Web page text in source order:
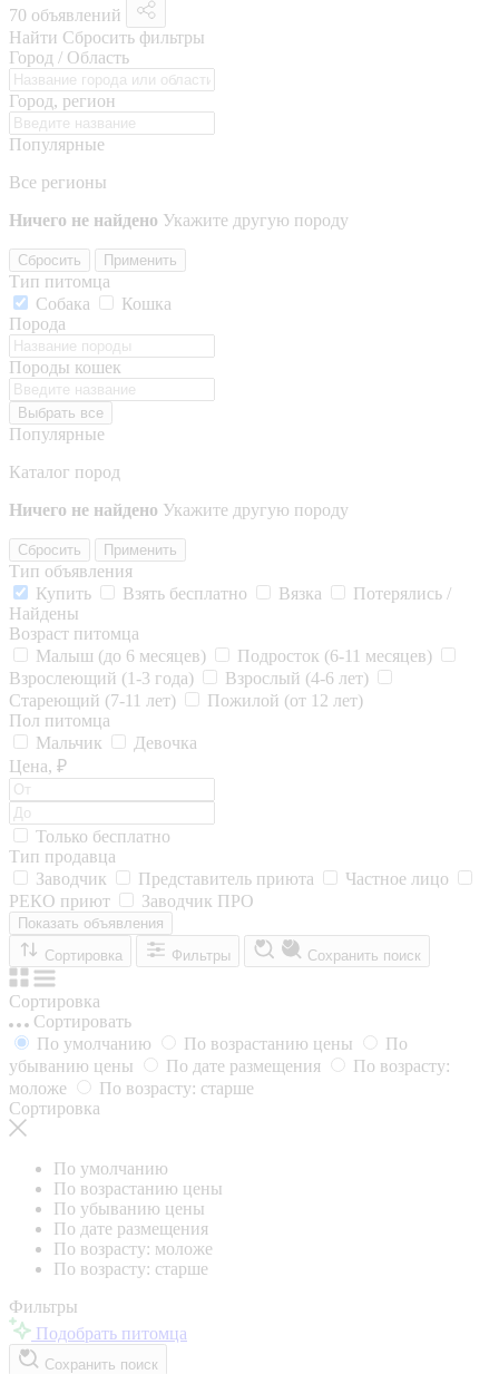
70 объявлений
Найти Сбросить фильтры
Город / Область
Город, регион
Популярные
Все регионы
Ничего не найдено Укажите другую породу
Сбросить Применить
Тип питомца
Собака
Кошка
Порода
Породы кошек
Выбрать все
Популярные
Каталог пород
Ничего не найдено Укажите другую породу
Сбросить Применить
Тип объявления
Купить
Взять бесплатно Вязка
Потерялись /
Найдены
Возраст питомца
Малыш (до 6 месяцев)
Подросток (6-11 месяцев)
Взрослеющий (1-3 года)
Взрослый (4-6 лет)
Стареющий (7-11 лет)
Пожилой (от 12 лет)
Пол питомца
Мальчик
Девочка
Цена, ₽
Только бесплатно
Тип продавца
Заводчик
Представитель приюта
Частное лицо
РЕКО приют
Заводчик ПРО
Показать объявления
Сортировка
Фильтры Сохранить поиск
Сортировка
Сортировать
По умолчанию
По возрастанию цены
По
убыванию цены
По дате размещения
По возрасту:
моложе
По возрасту: старше
Сортировка
По умолчанию
По возрастанию цены
По убыванию цены
По дате размещения
По возрасту: моложе
По возрасту: старше
Фильтры
Подобрать питомца
Сохранить поиск